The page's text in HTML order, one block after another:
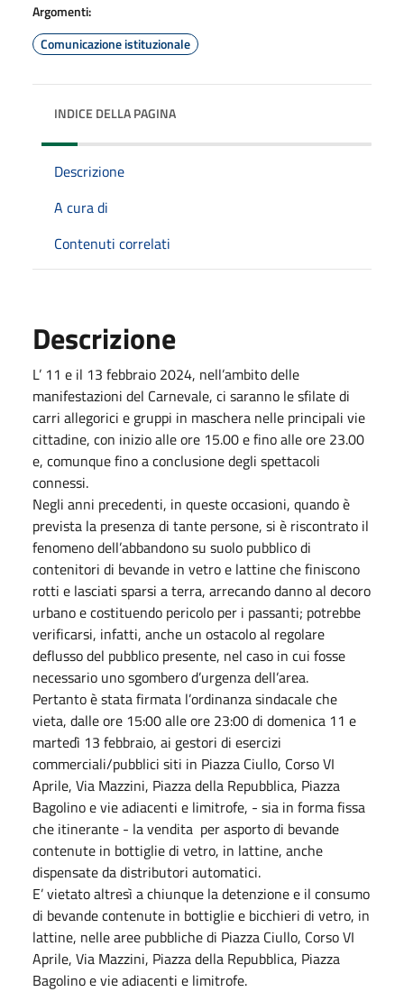
Argomenti:
Comunicazione istituzionale
INDICE DELLA PAGINA
Descrizione
A cura di
Contenuti correlati
Descrizione
L’ 11 e il 13 febbraio 2024, nell’ambito delle
manifestazioni del Carnevale, ci saranno le sfilate di
carri allegorici e gruppi in maschera nelle principali vie
cittadine, con inizio alle ore 15.00 e fino alle ore 23.00
e, comunque fino a conclusione degli spettacoli
connessi.
Negli anni precedenti, in queste occasioni, quando è
prevista la presenza di tante persone, si è riscontrato il
fenomeno dell’abbandono su suolo pubblico di
contenitori di bevande in vetro e lattine che finiscono
rotti e lasciati sparsi a terra, arrecando danno al decoro
urbano e costituendo pericolo per i passanti; potrebbe
verificarsi, infatti, anche un ostacolo al regolare
deflusso del pubblico presente, nel caso in cui fosse
necessario uno sgombero d’urgenza dell’area.
Pertanto è stata firmata l’ordinanza sindacale che
vieta, dalle ore 15:00 alle ore 23:00 di domenica 11 e
martedì 13 febbraio, ai gestori di esercizi
commerciali/pubblici siti in Piazza Ciullo, Corso VI
Aprile, Via Mazzini, Piazza della Repubblica, Piazza
Bagolino e vie adiacenti e limitrofe, - sia in forma fissa
che itinerante - la vendita per asporto di bevande
contenute in bottiglie di vetro, in lattine, anche
dispensate da distributori automatici.
E’ vietato altresì a chiunque la detenzione e il consumo
di bevande contenute in bottiglie e bicchieri di vetro, in
lattine, nelle aree pubbliche di Piazza Ciullo, Corso VI
Aprile, Via Mazzini, Piazza della Repubblica, Piazza
Bagolino e vie adiacenti e limitrofe.